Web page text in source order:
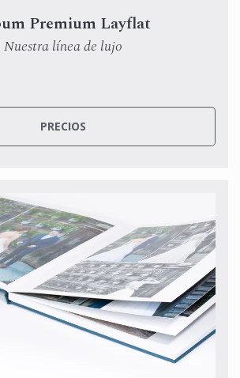
Premium Layflat
Nuestra línea de lujo
PRECIOS